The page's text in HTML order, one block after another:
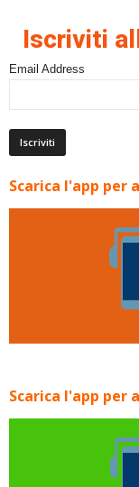
Iscriviti
Email Address
Scarica l'app per
Scarica l'app per